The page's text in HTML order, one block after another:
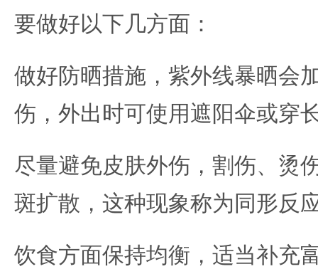
要做好以下几方面：
做好防晒措施，紫外线暴晒会
伤，外出时可使用遮阳伞或穿
尽量避免皮肤外伤，割伤、烫
斑扩散，这种现象称为同形反
饮食方面保持均衡，适当补充